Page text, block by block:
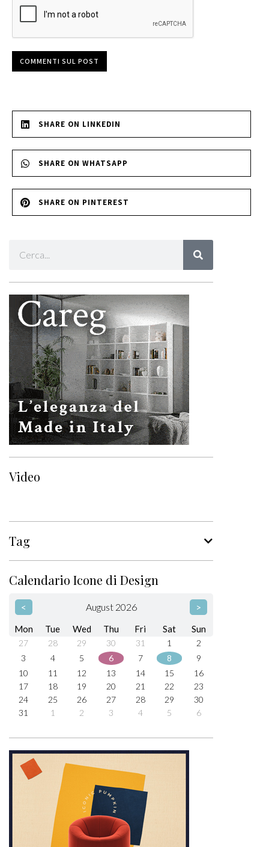
COMMENTI SUL POST
SHARE ON LINKEDIN
SHARE ON WHATSAPP
SHARE ON PINTEREST
Video
Tag
Calendario Icone di Design
< August 2026 >
Mon Tue Wed Thu Fri Sat Sun
27 28 29 30 31 1
2
3
4 5 6 7 8
9
10
11 12 13 14 15
16
17
18 19 20 21 22
23
24
25 26 27 28 29
30
31
1 2 3 4 5 6